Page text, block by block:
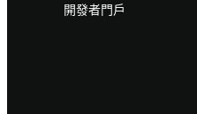
開發者門戶